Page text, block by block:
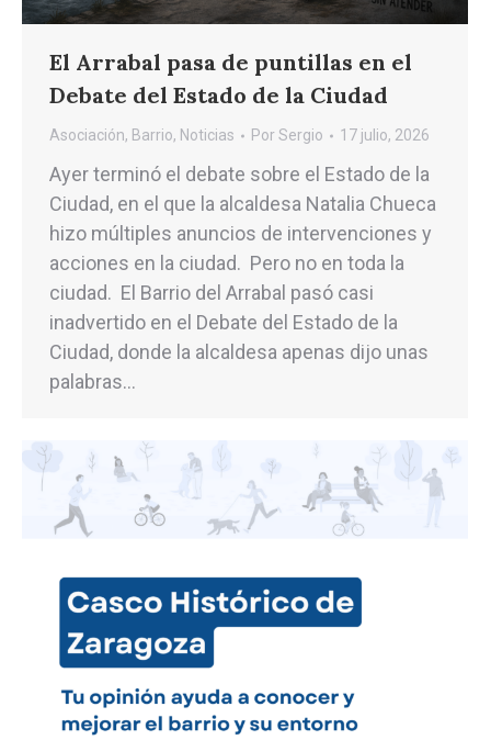
El Arrabal pasa de puntillas en el
Debate del Estado de la Ciudad
Asociación, Barrio, Noticias PorSergio 17 julio, 2026
Ayer terminó el debate sobre el Estado de la
Ciudad, en el que la alcaldesa Natalia Chueca
hizo múltiples anuncios de intervenciones y
acciones en la ciudad. Pero no en toda la
ciudad. El Barrio del Arrabal pasó casi
inadvertido en el Debate del Estado de la
Ciudad, donde la alcaldesa apenas dijo unas
palabras…